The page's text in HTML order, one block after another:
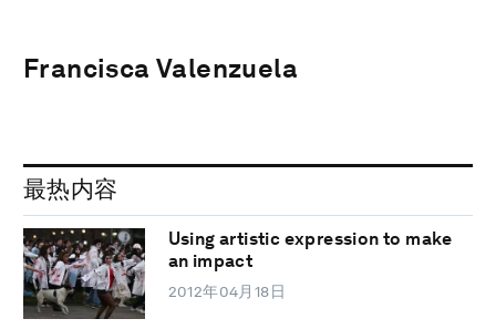
Francisca Valenzuela
最热内容
Using artistic expression to make
an impact
2012年04月18日